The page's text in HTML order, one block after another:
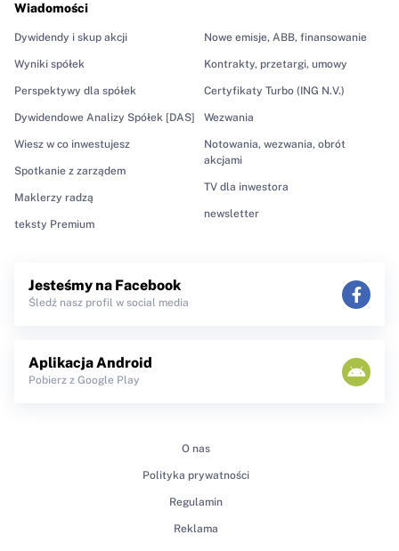
Wiadomości
Dywidendy i skup akcji
Wyniki spółek
Perspektywy dla spółek
Dywidendowe Analizy Spółek [DAS]
Wiesz w co inwestujesz
Spotkanie z zarządem
Maklerzy radzą
teksty Premium
Nowe emisje, ABB, finansowanie
Kontrakty, przetargi, umowy
Certyfikaty Turbo (ING N.V.)
Wezwania
Notowania, wezwania, obrót
akcjami
TV dla inwestora
newsletter
Jesteśmy na Facebook
Śledź nasz profil w social media
Aplikacja Android
Pobierz z Google Play
O nas
Polityka prywatności
Regulamin
Reklama